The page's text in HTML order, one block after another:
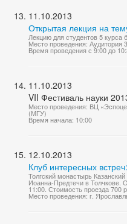
11.10.2013
Открытая лекция на
Лекцию для студентов 5
Место проведения: Аудитория
Время проведения с 9:00 до
11.10.2013
VII Фестиваль науки
Место проведения: ВЦ
(МГУ)
Время начала: 10:00
12.10.2013
Клуб интересных
Толгский монастырь
Иоанна-Предтечи в Толчкове.
11:00. Стоимость проезда 700
Место проведения: г.